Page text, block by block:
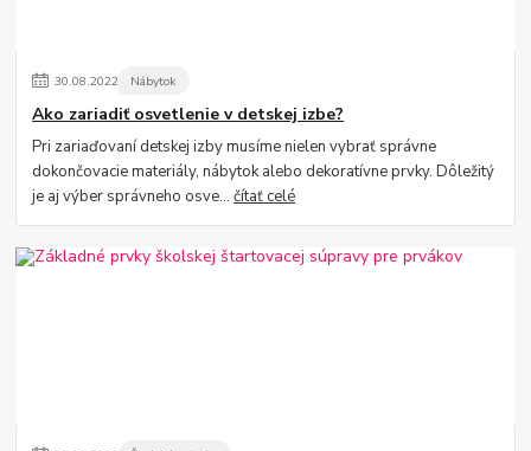
30.08.2022 Nábytok
Ako zariadiť osvetlenie v detskej izbe?
Pri zariaďovaní detskej izby musíme nielen vybrať správne
dokončovacie materiály, nábytok alebo dekoratívne prvky. Dôležitý
je aj výber správneho osve...čítať celé